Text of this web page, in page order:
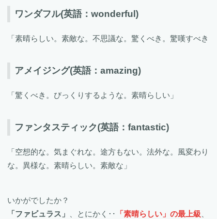
ワンダフル(英語：wonderful)
「素晴らしい。素敵な。不思議な。驚くべき。驚嘆すべき
アメイジング(英語：amazing)
「驚くべき。びっくりするような。素晴らしい」
ファンタスティック(英語：fantastic)
「空想的な。気まぐれな。途方もない。法外な。風変わり
な。異様な。素晴らしい。素敵な」
いかがでしたか？
「ファビュラス」
、とにかく･･ 「素晴らしい」の最上級